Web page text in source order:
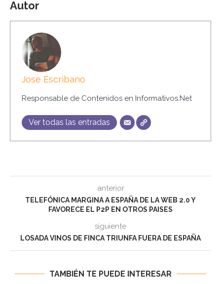
Autor
Jose Escribano
Responsable de Contenidos en Informativos.Net
Ver todas las entradas
anterior
TELEFÓNICA MARGINA A ESPAÑA DE LA WEB 2.0 Y
FAVORECE EL P2P EN OTROS PAISES
siguiente
LOSADA VINOS DE FINCA TRIUNFA FUERA DE ESPAÑA
TAMBIÉN TE PUEDE INTERESAR